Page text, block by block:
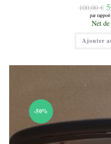
100,00€
par
Le
prix
actuel
est :
50,00
Net
Ajouter
-50%